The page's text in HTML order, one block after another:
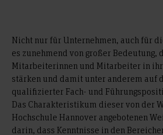
Nicht nur für Unternehmen, auch für
es zunehmend von großer Bedeutung,
Mitarbeiterinnen und Mitarbeiter in
stärken und damit unter anderem auf
qualifizierter Fach- und
Das Charakteristikum dieser von der
Hochschule Hannover angebotenen
darin, dass Kenntnisse in den